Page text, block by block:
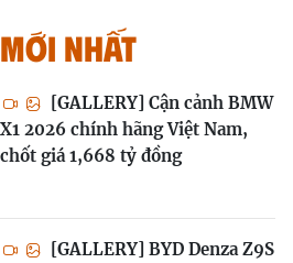
NHẤT
[GALLERY] Cận cảnh BMW
X1 2026 chính hãng Việt Nam,
chốt giá 1,668 tỷ đồng
[GALLERY] BYD Denza Z9S